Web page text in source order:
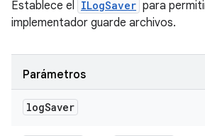
Establece el ILogSaver para
implementador guarde archivos.
Parámetros
logSaver